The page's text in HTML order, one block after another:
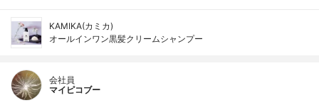
KAMIKA(カミカ)
オールインワン黒髪クリームシャンプー
会社員
マイピコブー